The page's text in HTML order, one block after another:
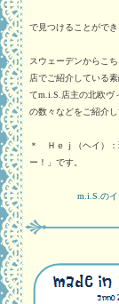
で見つけることがで
スウェーデンからこ
店でご紹介している
てm.i.S.店主の北欧ヴ
の数々などをご紹介
＊ Ｈｅｊ（ヘイ）：
ー！」です。
m.i.S.の